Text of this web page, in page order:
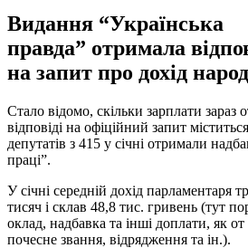
Видання “Українська
правда” отримала
на запит про дохід
Стало відомо, скільки зарплати
відповіді на офіційний запит
депутатів з 415 у січні отримали
праці”.
У січні середній дохід парламентаря
тисяч і склав 48,8 тис. гривень (тут
оклад, надбавка та інші доплати, як от
почесне звання, відрядження та ін.).